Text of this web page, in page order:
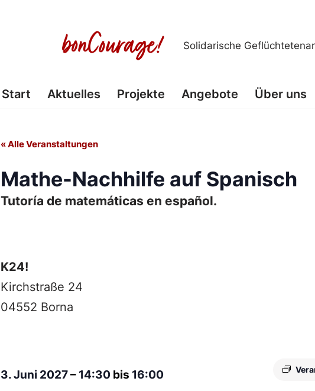
Solidarische
Start Aktuelles Projekte Angebote Über uns
« Alle Veranstaltungen
Mathe-Nachhilfe auf Spanisch
Tutoría de matemáticas en español.
K24!
Kirchstraße 24
04552 Borna
3. Juni 2027– 14:30 bis 16:00